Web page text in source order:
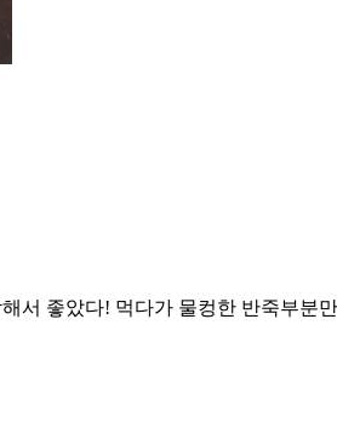
서 좋았다! 먹다가 물컹한 반죽부분